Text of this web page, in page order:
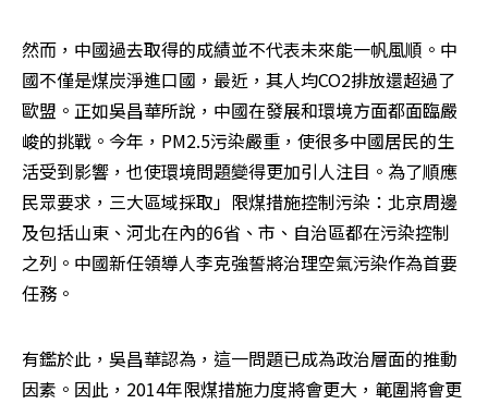
然而，中國過去取得的成績並不代表未來能一帆風順。中
國不僅是煤炭淨進口國，最近，其人均CO2排放還超過了
歐盟。正如吳昌華所說，中國在發展和環境方面都面臨嚴
峻的挑戰。今年，PM2.5污染嚴重，使很多中國居民的生
活受到影響，也使環境問題變得更加引人注目。為了順應
民眾要求，三大區域採取」限煤措施控制污染：北京周邊
及包括山東、河北在內的6省、市、自治區都在污染控制
之列。中國新任領導人李克強誓將治理空氣污染作為首要
任務。
有鑑於此，吳昌華認為，這一問題已成為政治層面的推動
因素。因此，2014年限煤措施力度將會更大，範圍將會更